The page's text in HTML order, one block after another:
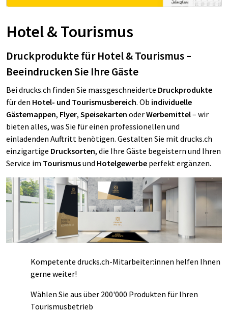
Hotel & Tourismus
Druckprodukte für Hotel & Tourismus –
Beeindrucken Sie Ihre Gäste
Bei drucks.ch finden Sie massgeschneiderte Druckprodukte
für den Hotel- und Tourismusbereich. Ob individuelle
Gästemappen, Flyer, Speisekarten oderWerbemittel– wir
bieten alles, was Sie für einen professionellen und
einladenden Auftritt benötigen. Gestalten Sie mit drucks.ch
einzigartige Drucksorten, die Ihre Gäste begeistern und Ihren
Service im Tourismusund Hotelgewerbe perfekt ergänzen.
Kompetente drucks.ch-Mitarbeiter:innen helfen Ihnen
gerne weiter!
Wählen Sie aus über 200'000 Produkten für Ihren
Tourismusbetrieb